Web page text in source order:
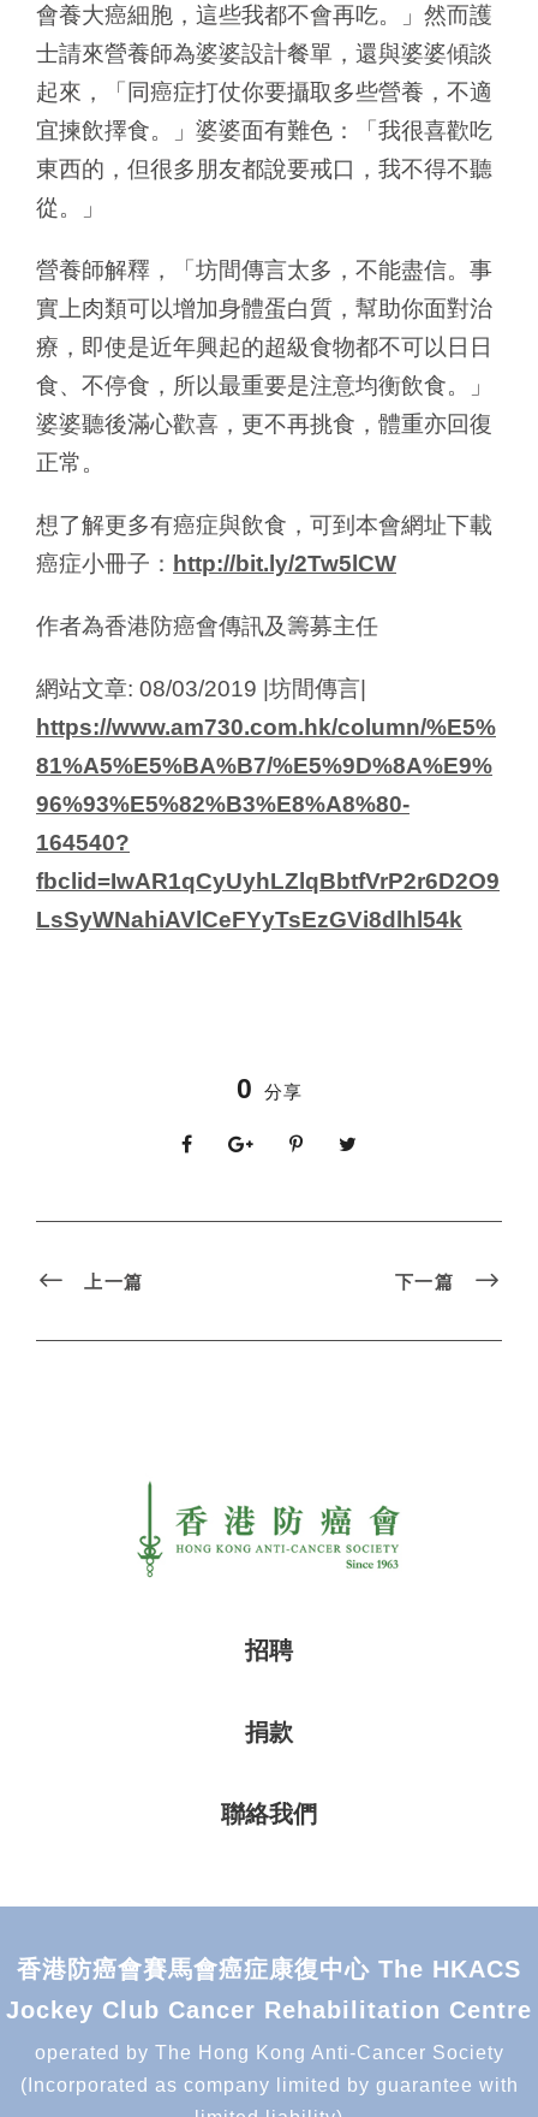
會養大癌細胞，這些我都不會再吃。」然而護
士請來營養師為婆婆設計餐單，還與婆婆傾談
起來，「同癌症打仗你要攝取多些營養，不適
宜揀飲擇食。」婆婆面有難色：「我很喜歡吃
東西的，但很多朋友都說要戒口，我不得不聽
從。」
營養師解釋，「坊間傳言太多，不能盡信。事
實上肉類可以增加身體蛋白質，幫助你面對治
療，即使是近年興起的超級食物都不可以日日
食、不停食，所以最重要是注意均衡飲食。」
婆婆聽後滿心歡喜，更不再挑食，體重亦回復
正常。
想了解更多有癌症與飲食，可到本會網址下載
癌症小冊子： http://bit.ly/2Tw5lCW
作者為香港防癌會傳訊及籌募主任
網站文章: 08/03/2019 |坊間傳言|
https://www.am730.com.hk/column/%E5%
81%A5%E5%BA%B7/%E5%9D%8A%E9%
96%93%E5%82%B3%E8%A8%80-
164540?
fbclid=IwAR1qCyUyhLZlqBbtfVrP2r6D2O9
LsSyWNahiAVlCeFYyTsEzGVi8dlhl54k
0 分享
上一篇 下一篇
招聘
捐款
聯絡我們
香港防癌會賽馬會癌症康復中心 The HKACS
Jockey Club Cancer Rehabilitation Centre
operated by The Hong Kong Anti-Cancer Society
(Incorporated as company limited by guarantee with